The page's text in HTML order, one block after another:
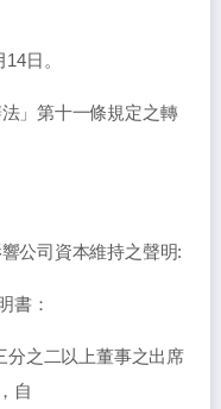
日。
」第十一條規定之轉
公司資本維持之聲明:
書：
分之二以上董事之出席
自